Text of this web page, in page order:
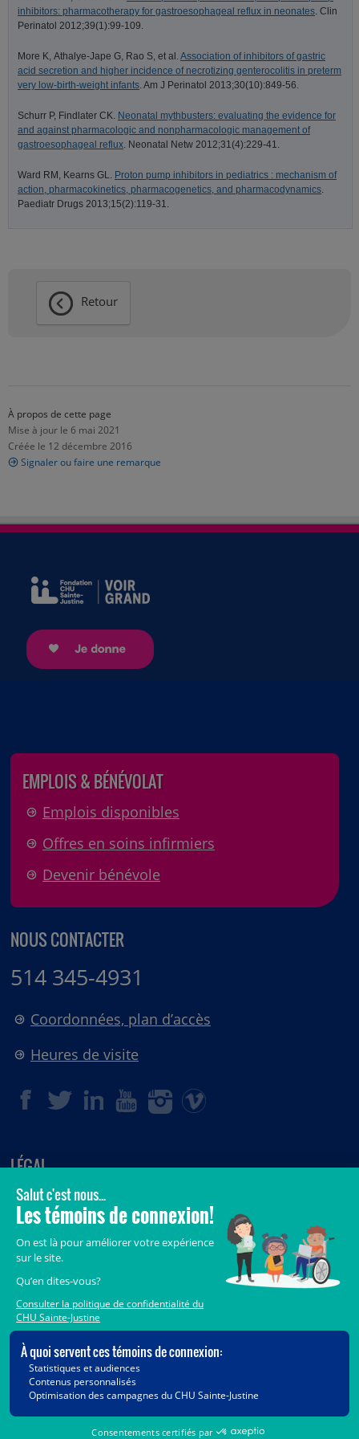
inhibitors: pharmacotherapy for gastroesophageal reflux in neonates. Clin
Perinatol 2012;39(1):99-109.
More K, Athalye-Jape G, Rao S, et al.Association of inhibitors of gastric
acid secretion and higher incidence of necrotizing genterocolitis in preterm
very low-birth-weight infants. Am J Perinatol 2013;30(10):849-56.
Schurr P, Findlater CK. Neonatal mythbusters: evaluating the evidence for
and against pharmacologic and nonpharmacologic management of
gastroesophageal reflux. Neonatal Netw 2012;31(4):229-41.
Ward RM, Kearns GL. Proton pump inhibitors in pediatrics : mechanism of
action, pharmacokinetics, pharmacogenetics, and pharmacodynamics.
Paediatr Drugs 2013;15(2):119-31.
Retour
À propos de cette page
Mise à jour le 6 mai 2021
Créée le 12 décembre 2016
Signaler ou faire une remarque
EMPLOIS & BÉNÉVOLAT
Emplois disponibles
Offres en soins infirmiers
Devenir bénévole
NOUS CONTACTER
514 345-4931
Coordonnées, plan d’accès
Heures de visite
LÉGAL
© 2006-2026CHU Sainte-Justine.
Tous droits réservés.
Crédits
Accès aux documents des organismes publics